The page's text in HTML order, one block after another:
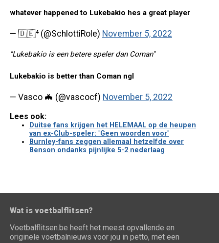
whatever happened to Lukebakio hes a great player
— 🇩🇪⁴ (@SchlottiRole) November 5, 2022
"Lukebakio is een betere speler dan Coman"
Lukebakio is better than Coman ngl
— Vasco 🦇 (@vascocf) November 5, 2022
Lees ook:
Duitse fans krijgen het HELEMAAL op de heupen
van ex-Club-speler: "Geen woorden voor"
Burnley-fans zeggen allemaal hetzelfde over
Benson ondanks pijnlijke 5-2 nederlaag
Wat is voetbalflitsen?
Voetbalflitsen.be heeft het meest opvallende en
originele voetbalnieuws voor jou in petto, met een